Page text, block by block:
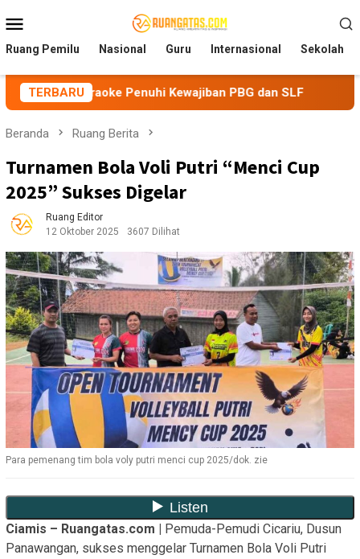
ke
kontenMobile
Ruang Pemilu Nasional Guru Internasional Sekolah
TERBARU
Penuhi Kewajiban PBG dan SLF BEM Nusantara
Beranda Ruang Berita
Turnamen Bola Voli Putri “Menci Cup
2025” Sukses Digelar
Ruang Editor
12 Oktober 2025
3607 Dilihat
Para pemenang tim bola voly putri menci cup 2025/dok. zie
Ciamis – Ruangatas.com | Pemuda-Pemudi Cicariu, Dusun
Panawangan, sukses menggelar Turnamen Bola Voli Putri